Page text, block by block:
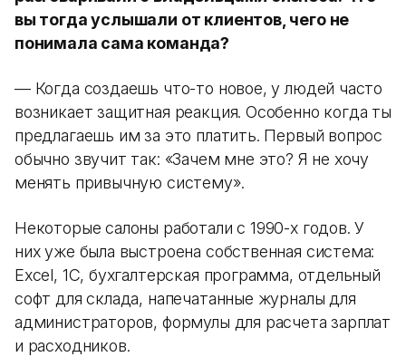
вы тогда услышали от клиентов, чего не
понимала сама команда?
— Когда создаешь что-то новое, у людей часто
возникает защитная реакция. Особенно когда ты
предлагаешь им за это платить. Первый вопрос
обычно звучит так: «Зачем мне это? Я не хочу
менять привычную систему».
Некоторые салоны работали с 1990-х годов. У
них уже была выстроена собственная система:
Excel, 1С, бухгалтерская программа, отдельный
софт для склада, напечатанные журналы для
администраторов, формулы для расчета зарплат
и расходников.